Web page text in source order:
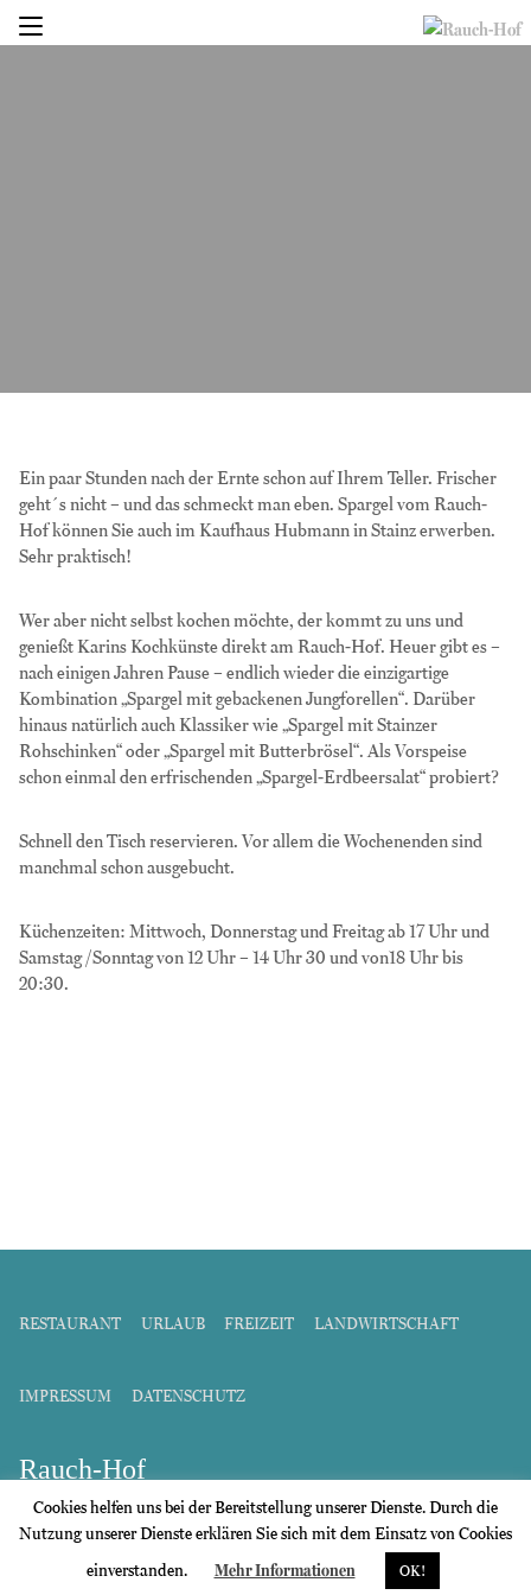
Ein paar Stunden nach der Ernte schon auf Ihrem Teller. Frischer
geht´s nicht – und das schmeckt man eben. Spargel vom Rauch-
Hof können Sie auch im Kaufhaus Hubmann in Stainz erwerben.
Sehr praktisch!
Wer aber nicht selbst kochen möchte, der kommt zu uns und
genießt Karins Kochkünste direkt am Rauch-Hof. Heuer gibt es –
nach einigen Jahren Pause – endlich wieder die einzigartige
Kombination „Spargel mit gebackenen Jungforellen“. Darüber
hinaus natürlich auch Klassiker wie „Spargel mit Stainzer
Rohschinken“ oder „Spargel mit Butterbrösel“. Als Vorspeise
schon einmal den erfrischenden „Spargel-Erdbeersalat“ probiert?
Schnell den Tisch reservieren. Vor allem die Wochenenden sind
manchmal schon ausgebucht.
Küchenzeiten: Mittwoch, Donnerstag und Freitag ab 17 Uhr und
Samstag /Sonntag von 12 Uhr – 14 Uhr 30 und von18 Uhr bis
20:30.
RESTAURANT URLAUB FREIZEIT LANDWIRTSCHAFT
Rauch-Hof
Freizeitanlage & Gasthof
IMPRESSUM DATENSCHUTZ
Cookies helfen uns bei der Bereitstellung unserer Dienste. Durch die
Nutzung unserer Dienste erklären Sie sich mit dem Einsatz von Cookies
einverstanden.
Mehr Informationen OK!